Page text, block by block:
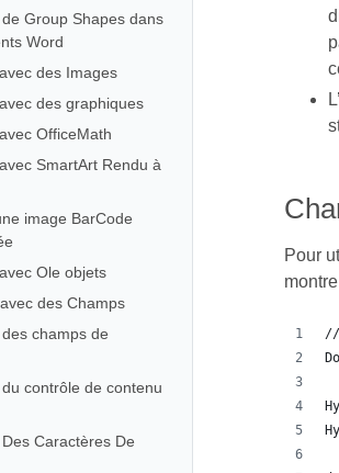
Group Shapes dans
Word
des Images
des graphiques
OfficeMath
SmartArt Rendu à
image BarCode
Ole objets
des Champs
champs de
contrôle de contenu
Caractères De
Pour
//